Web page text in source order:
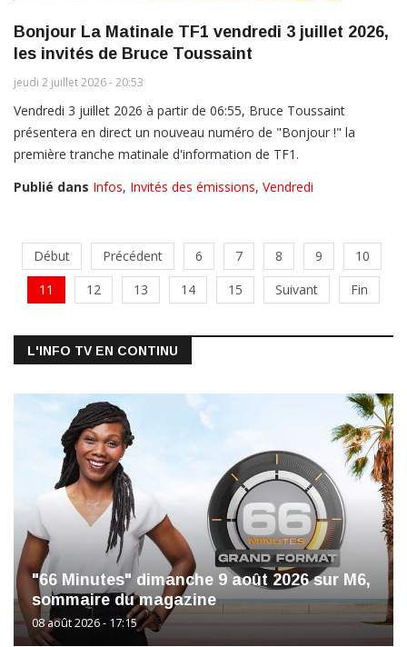
Bonjour La Matinale TF1 vendredi 3 juillet 2026,
les invités de Bruce Toussaint
jeudi 2 juillet 2026 - 20:53
Vendredi 3 juillet 2026 à partir de 06:55, Bruce Toussaint
présentera en direct un nouveau numéro de "Bonjour !" la
première tranche matinale d'information de TF1.
Publié dans Infos, Invités des émissions, Vendredi
Début Précédent 6 7 8 9
10
11
12 13 14 15 Suivant Fin
L'INFO TV EN CONTINU
"66 Minutes" dimanche 9 août 2026 sur M6,
sommaire du magazine
08 août 2026 - 17:15